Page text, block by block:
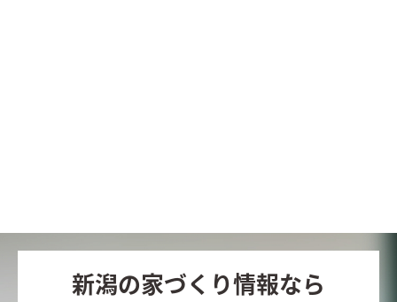
新潟の家づくり情報なら